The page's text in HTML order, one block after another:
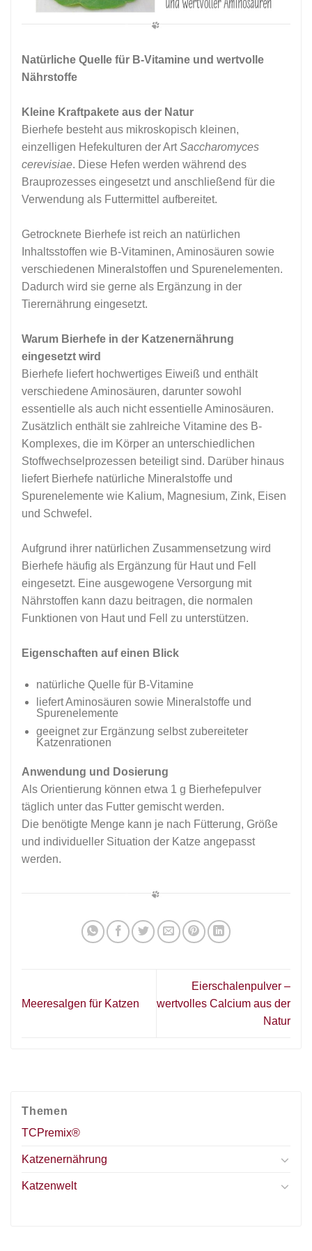
Natürliche Quelle für B-Vitamine und wertvolle
Nährstoffe
Kleine Kraftpakete aus der Natur
Bierhefe besteht aus mikroskopisch kleinen,
einzelligen Hefekulturen der ArtSaccharomyces
cerevisiae. Diese Hefen werden während des
Brauprozesses eingesetzt und anschließend für die
Verwendung als Futtermittel aufbereitet.
Getrocknete Bierhefe ist reich an natürlichen
Inhaltsstoffen wie B-Vitaminen, Aminosäuren sowie
verschiedenen Mineralstoffen und Spurenelementen.
Dadurch wird sie gerne als Ergänzung in der
Tierernährung eingesetzt.
Warum Bierhefe in der Katzenernährung
eingesetzt wird
Bierhefe liefert hochwertiges Eiweiß und enthält
verschiedene Aminosäuren, darunter sowohl
essentielle als auch nicht essentielle Aminosäuren.
Zusätzlich enthält sie zahlreiche Vitamine des B-
Komplexes, die im Körper an unterschiedlichen
Stoffwechselprozessen beteiligt sind. Darüber hinaus
liefert Bierhefe natürliche Mineralstoffe und
Spurenelemente wie Kalium, Magnesium, Zink, Eisen
und Schwefel.
Aufgrund ihrer natürlichen Zusammensetzung wird
Bierhefe häufig als Ergänzung für Haut und Fell
eingesetzt. Eine ausgewogene Versorgung mit
Nährstoffen kann dazu beitragen, die normalen
Funktionen von Haut und Fell zu unterstützen.
Eigenschaften auf einen Blick
natürliche Quelle für B-Vitamine
liefert Aminosäuren sowie Mineralstoffe und
Spurenelemente
geeignet zur Ergänzung selbst zubereiteter
Katzenrationen
Anwendung und Dosierung
Als Orientierung können etwa 1 g Bierhefepulver
täglich unter das Futter gemischt werden.
Die benötigte Menge kann je nach Fütterung, Größe
und individueller Situation der Katze angepasst
werden.
Meeresalgen für Katzen
Eierschalenpulver –
wertvolles Calcium aus der
Natur
Themen
TCPremix®
Katzenernährung
Katzenwelt